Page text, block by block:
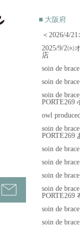
■ 大阪府
＜2026/4/
2025/9/2㈫
店
soin de
soin de
soin de
PORTE269
owl
soin de
PORTE269
soin de
soin de
soin de
soin de
PORTE269
soin de
soin de